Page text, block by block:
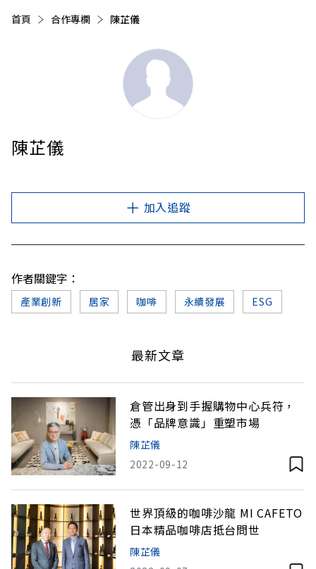
首頁 合作專欄 目前頁面：
陳芷儀
陳芷儀
加入追蹤
作者關鍵字：
產業創新 居家 咖啡 永續發展 ESG
最新文章
倉管出身到手握購物中心兵符，
憑「品牌意識」重塑市場
陳芷儀
2022-09-12
世界頂級的咖啡沙龍 MI CAFETO
日本精品咖啡店抵台問世
陳芷儀